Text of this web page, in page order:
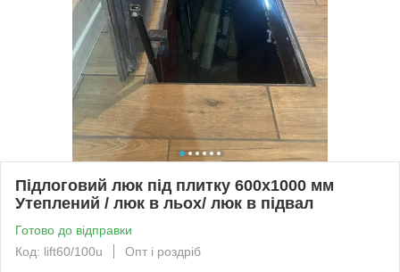
Підлоговий люк під плитку 600x1000 мм
Утеплений / люк в льох/ люк в підвал
Готово до відправки
Код: lift60/100u
Опт і роздріб